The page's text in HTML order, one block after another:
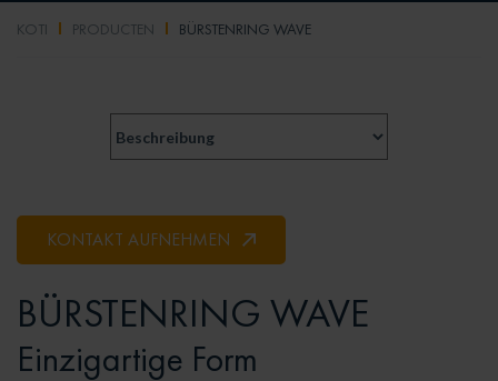
KOTI PRODUCTEN BÜRSTENRING WAVE
KONTAKT AUFNEHMEN
BÜRSTENRING WAVE
Einzigartige Form